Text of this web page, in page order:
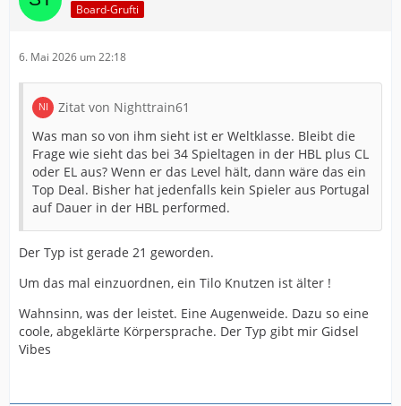
Board-Grufti
6. Mai 2026 um 22:18
Zitat von Nighttrain61
Was man so von ihm sieht ist er Weltklasse. Bleibt die
Frage wie sieht das bei 34 Spieltagen in der HBL plus CL
oder EL aus? Wenn er das Level hält, dann wäre das ein
Top Deal. Bisher hat jedenfalls kein Spieler aus Portugal
auf Dauer in der HBL performed.
Der Typ ist gerade 21 geworden.
Um das mal einzuordnen, ein Tilo Knutzen ist älter !
Wahnsinn, was der leistet. Eine Augenweide. Dazu so eine
coole, abgeklärte Körpersprache. Der Typ gibt mir Gidsel
Vibes